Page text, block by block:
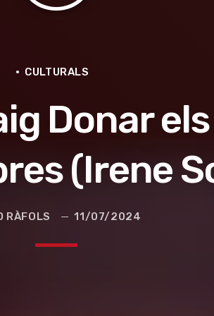
CULTURALS
Donar
(Irene
RÀFOLS 11/07/2024